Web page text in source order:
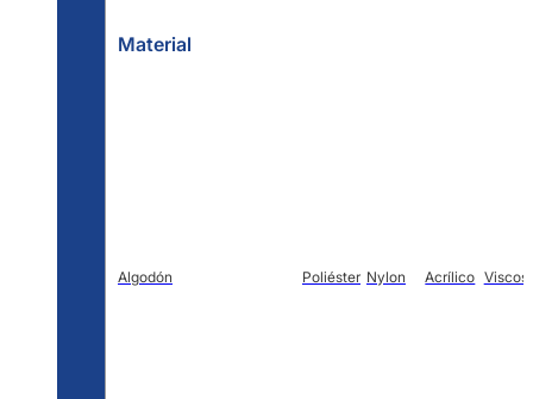
Material
Algodón Poliéster Nylon Acrílico